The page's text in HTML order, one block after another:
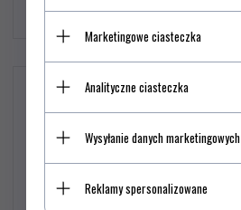
z etui
Marketingowe ciasteczka
Analityczne ciasteczka
Wysyłanie danych marketingowych
Reklamy spersonalizowane